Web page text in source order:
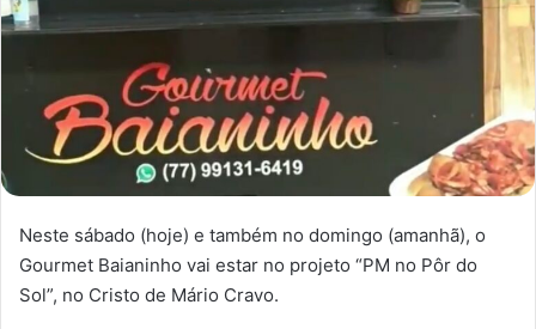
Neste sábado (hoje) e também no domingo (amanhã), o
Gourmet Baianinho vai estar no projeto “PM no Pôr do
Sol”, no Cristo de Mário Cravo.